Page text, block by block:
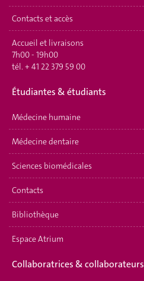
Contacts et accès
Accueil et livraisons
7h00 - 19h00
tél. + 41 22 379 59 00
Étudiantes & étudiants
Médecine humaine
Médecine dentaire
Sciences biomédicales
Contacts
Bibliothèque
Espace Atrium
Collaboratrices & collaborateurs